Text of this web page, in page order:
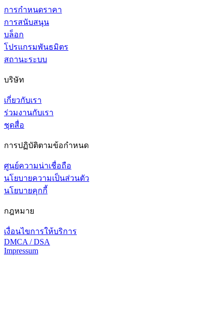
การกำหนดราคา
การสนับสนุน
บล็อก
โปรแกรมพันธมิตร
สถานะระบบ
บริษัท
เกี่ยวกับเรา
ร่วมงานกับเรา
ชุดสื่อ
การปฏิบัติตามข้อกำหนด
ศูนย์ความน่าเชื่อถือ
นโยบายความเป็นส่วนตัว
นโยบายคุกกี้
กฎหมาย
เงื่อนไขการให้บริการ
DMCA / DSA
Impressum